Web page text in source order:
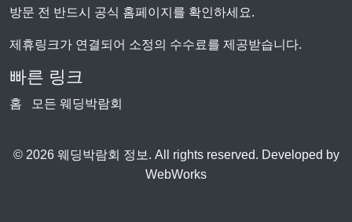
방문 전 반드시 공식 홈페이지를 확인하세요.
제휴링크가 연결되어 소정의 수수료를 제공받습니다.
빠른 링크
홈 모든 웨딩박람회
© 2026 웨딩박람회 정보. All rights reserved. Developed by
WebWorks